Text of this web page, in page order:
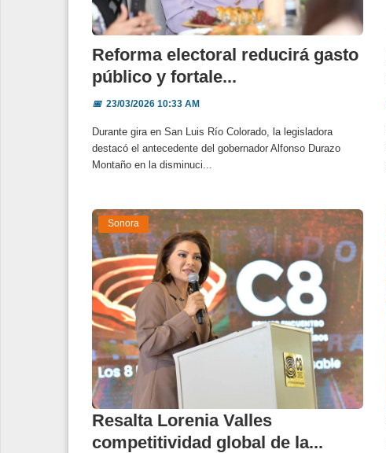
Reforma electoral reducirá gasto
público y fortale...
📅23/03/2026 10:33 AM
Durante gira en San Luis Río Colorado, la legisladora
destacó el antecedente del gobernador Alfonso Durazo
Montaño en la disminuci...
Sonora
Resalta Lorenia Valles
competitividad global de la...